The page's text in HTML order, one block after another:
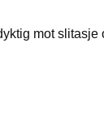
mot